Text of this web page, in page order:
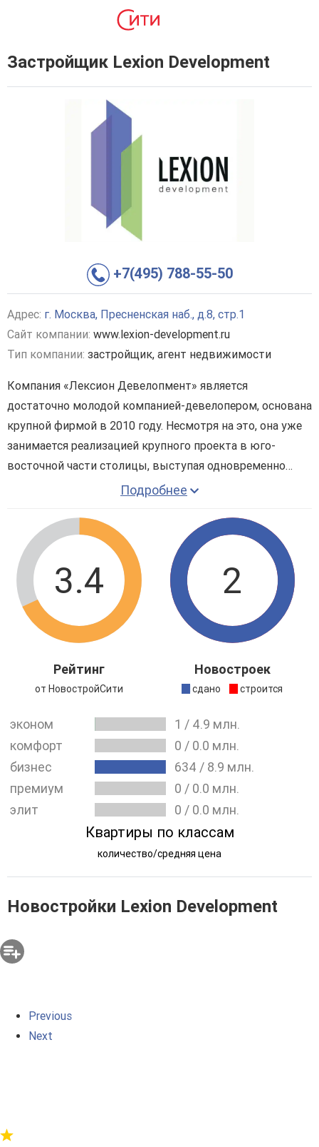
Застройщик Lexion Development
+7(495) 788-55-50
Адрес: г. Москва, Пресненская наб., д.8, стр.1
Сайт компании: www.lexion-development.ru
Тип компании: застройщик, агент недвижимости
Компания «Лексион Девелопмент» является
достаточно молодой компанией-девелопером, основана
крупной фирмой в 2010 году. Несмотря на это, она уже
занимается реализацией крупного проекта в юго-
восточной части столицы, выступая одновременно
застройщиком и инвестором.
реализации проектов больших масштабов сферы
застроек жилого и коммерческого назначения. Именно
они способствуют развитию нового направления, в
котором будет происходить развитие рынка
недвижимости. В числе новостроек, возведенных
компанией, известенЖК «Некрасовка-Парк»рядом с
метро Лермонтовский проспект. Отзывы о работе
компании и реализованных нею квартирах говорят о
надежности сотрудничества.
Строящиеся новостройки:
ЖК "Румянцево Парк"
Сданные новостройки:
ЖК "Некрасовка-Парк"
Подробнее
3.4
Рейтинг
от НовостройСити
2
Новостроек
сдано строится
эконом 1 / 4.9 млн.
комфорт
0 / 0.0 млн.
бизнес
634 / 8.9 млн.
премиум
0 / 0.0 млн.
элит
0 / 0.0 млн.
Квартиры по классам
количество/средняя цена
Новостройки Lexion Development
Previous
Next